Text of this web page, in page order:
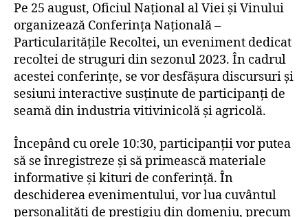
Pe 25 august, Oficiul Național al Viei și Vinului
organizează Conferința Națională –
Particularitățile Recoltei, un eveniment dedicat
recoltei de struguri din sezonul 2023. În cadrul
acestei conferințe, se vor desfășura discursuri și
sesiuni interactive susținute de participanți de
seamă din industria vitivinicolă și agricolă.
Începând cu orele 10:30, participanții vor putea
să se înregistreze și să primească materiale
informative și kituri de conferință. În
deschiderea evenimentului, vor lua cuvântul
personalități de prestigiu din domeniu, precum